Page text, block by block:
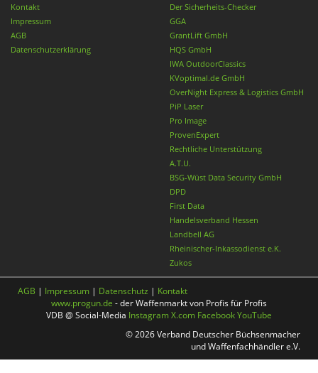
Kontakt
Impressum
AGB
Datenschutzerklärung
Der Sicherheits-Checker
GGA
GrantLift GmbH
HQS GmbH
IWA OutdoorClassics
KVoptimal.de GmbH
OverNight Express & Logistics GmbH
PiP Laser
Pro Image
ProvenExpert
Rechtliche Unterstützung
A.T.U.
BSG-Wüst Data Security GmbH
DPD
First Data
Handelsverband Hessen
Landbell AG
Rheinischer-Inkassodienst e.K.
Zukos
AGB | Impressum | Datenschutz | Kontakt
www.progun.de - der Waffenmarkt von Profis für Profis
VDB @ Social-Media InstagramX.com FacebookYouTube
© 2026 Verband Deutscher Büchsenmacher
und Waffenfachhändler e.V.